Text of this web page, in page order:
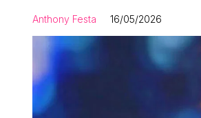
Anthony Festa 16/05/2026